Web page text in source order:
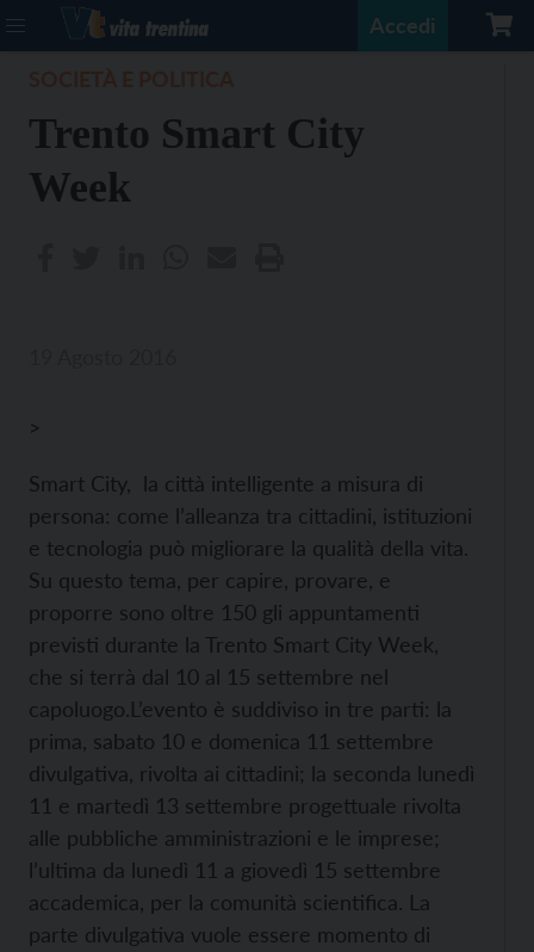
Accedi
Trento Smart City
Week
>
Smart City, la città intelligente a misura di
persona: come l’alleanza tra cittadini, istituzioni
e tecnologia può migliorare la qualità della vita.
Su questo tema, per capire, provare, e
proporre sono oltre 150 gli appuntamenti
previsti durante la Trento Smart City Week,
che si terrà dal 10 al 15 settembre nel
capoluogo.L’evento è suddiviso in tre parti: la
prima, sabato 10 e domenica 11 settembre
divulgativa, rivolta ai cittadini; la seconda lunedì
11 e martedì 13 settembre progettuale rivolta
alle pubbliche amministrazioni e le imprese;
l’ultima da lunedì 11 a giovedì 15 settembre
accademica, per la comunità scientifica. La
parte divulgativa vuole essere momento di